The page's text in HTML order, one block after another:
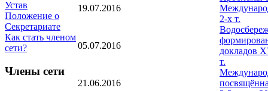
Устав
Положение о
Секретариате
Как стать членом
сети?
Члены сети
19.07.2016
2-х т.
05.07.2016
докладов
т.
21.06.2016